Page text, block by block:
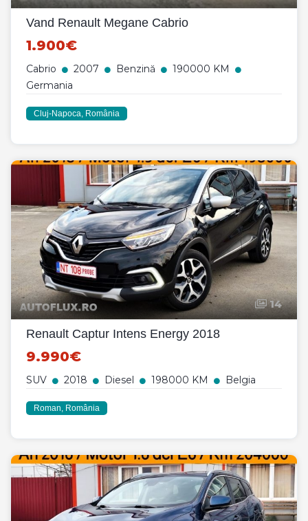
Vand Renault Megane Cabrio
1.900€
Cabrio 2007 Benzină
190000 KM
Germania
Cluj-Napoca, România
14
Renault Captur Intens Energy 2018
9.990€
SUV 2018 Diesel 198000 KM Belgia
Roman, România